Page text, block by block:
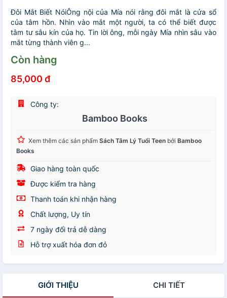
Đôi Mắt Biết NóiÔng nội của Mía nói rằng đôi mắt là cửa sổ
của tâm hồn. Nhìn vào mắt một người, ta có thể biết được
tâm tư sâu kín của họ. Tin lời ông, mỗi ngày Mía nhìn sâu vào
mắt từng thành viên g...
Còn hàng
85,000 đ
Công ty:
Bamboo Books
Xem thêm các sản phẩm Sách Tâm Lý Tuổi Teen bởi Bamboo
Books
Giao hàng toàn quốc
Được kiểm tra hàng
Thanh toán khi nhận hàng
Chất lượng, Uy tín
7 ngày đổi trả dễ dàng
Hỗ trợ xuất hóa đơn đỏ
GIỚI THIỆU CHI TIẾT